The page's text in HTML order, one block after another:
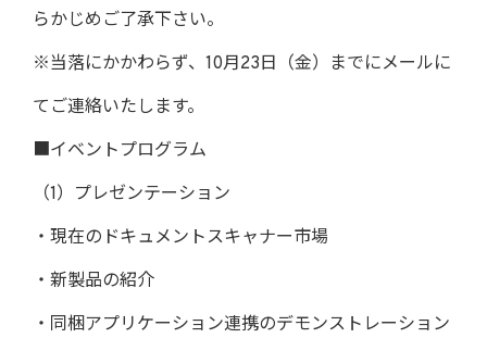
らかじめご了承下さい。
※当落にかかわらず、10月23日（金）までにメールに
てご連絡いたします。
■イベントプログラム
（1）プレゼンテーション
・現在のドキュメントスキャナー市場
・新製品の紹介
・同梱アプリケーション連携のデモンストレーション